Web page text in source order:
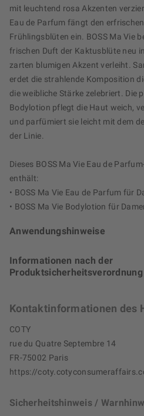
mit leuchtend rosa Akzenten
Eau de Parfum fängt den
Frühlingsblüten ein. BOSS Ma Vie
frischen Duft der Kaktusblüte neu
zarten blumigen Akzent verleiht.
erdet die strahlende Komposition
die weibliche Stärke zelebriert. Die
Bodylotion pflegt die Haut weich,
und parfümiert sie leicht mit dem
der Linie.
Dieses BOSS Ma Vie Eau de
enthält:
• BOSS Ma Vie Eau de Parfum für
• BOSS Ma Vie Bodylotion für
Anwendungshinweise
Informationen nach der
Produktsicherheitsverordnung
Kontaktinformationen des
COTY
rue du Quatre Septembre 14
FR-75002 Paris
https://
Sicherheitshinweis /